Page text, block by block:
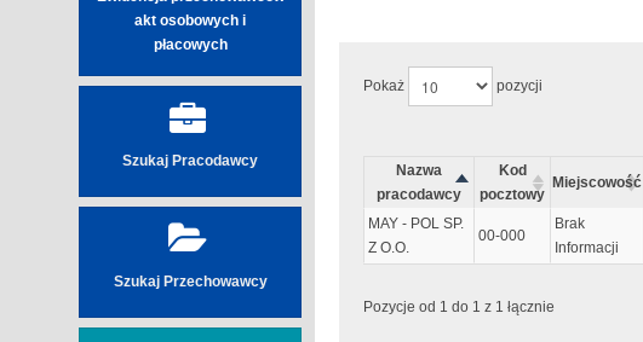
akt osobowych i
płacowych
Szukaj Pracodawcy
Szukaj Przechowawcy
Pokaż pozycji
Nazwa
pracodawcy
Kod
pocztowy
Miejscowość
MAY - POL SP.
Z O.O.
00-000
Brak
Informacji
Pozycje od 1 do 1 z 1 łącznie